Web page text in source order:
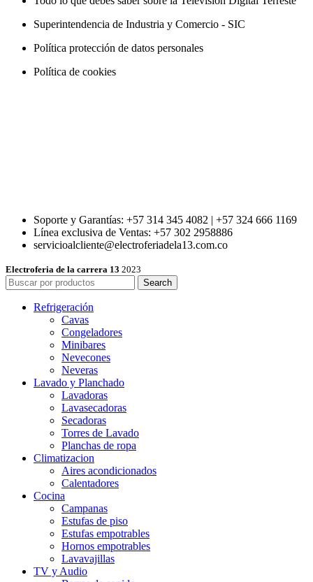
Superintendencia de Industria y Comercio - SIC
Política protección de datos personales
Política de cookies
Soporte y Garantías: +57 314 345 4082 | +57 324 666 1169
Línea exclusiva de Ventas: +57 302 2958886
servicioalcliente@electroferiadela13.com.co
Electroferia de la carrera 13 2023
Search
Refrigeración
Cavas
Congeladores
Minibares
Nevecones
Neveras
Lavado y Planchado
Lavadoras
Lavasecadoras
Secadoras
Torres de Lavado
Planchas de ropa
Climatizacion
Aires acondicionados
Calentadores
Cocina
Campanas
Estufas de piso
Estufas empotrables
Hornos empotrables
Lavavajillas
TV y Audio